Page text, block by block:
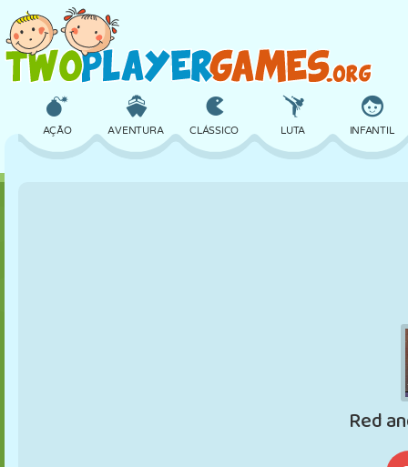
AÇÃO AVENTURA CLÁSSICO LUTA INFANTIL
ROBÔ